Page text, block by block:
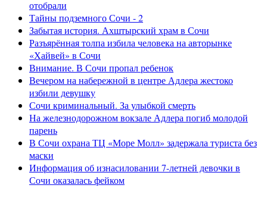
отобрали
Тайны подземного Сочи - 2
Забытая история. Ахштырский храм в Сочи
Разъярённая толпа избила человека на авторынке
«Хайвей» в Сочи
Внимание. В Сочи пропал ребенок
Вечером на набережной в центре Адлера жестоко
избили девушку
Сочи криминальный. За улыбкой смерть
На железнодорожном вокзале Адлера погиб молодой
парень
В Сочи охрана ТЦ «Море Молл» задержала туриста без
маски
Информация об изнасиловании 7-летней девочки в
Сочи оказалась фейком